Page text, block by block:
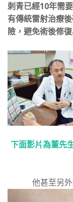
刺青已經10年需
有傳統雷射治療
險，避免術後修
下面影片為董先
他甚至另